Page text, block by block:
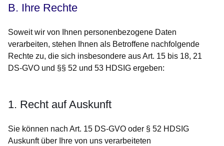
B. Ihre Rechte
Soweit wir von Ihnen personenbezogene Daten
verarbeiten, stehen Ihnen als Betroffene nachfolgende
Rechte zu, die sich insbesondere aus Art. 15 bis 18, 21
DS-GVO und §§ 52 und 53 HDSIG ergeben:
1. Recht auf Auskunft
Sie können nach Art. 15 DS-GVO oder § 52 HDSIG
Auskunft über Ihre von uns verarbeiteten